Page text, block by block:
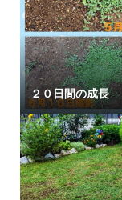
２０日間の成長